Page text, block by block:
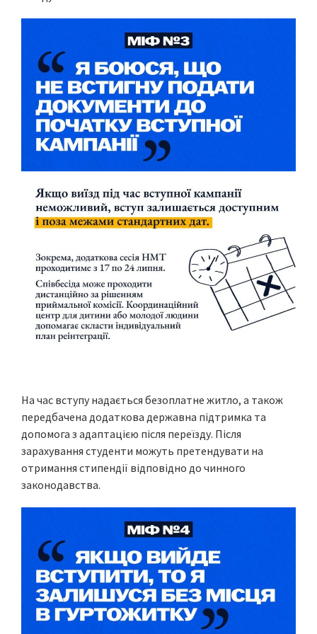
На час вступу надається безоплатне житло, а також
передбачена додаткова державна підтримка та
допомога з адаптацією після переїзду. Після
зарахування студенти можуть претендувати на
отримання стипендії відповідно до чинного
законодавства.